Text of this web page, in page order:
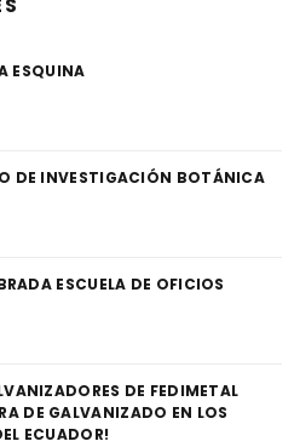
ESQUINA
DE INVESTIGACIÓN BOTÁNICA
ESCUELA DE OFICIOS
DE FEDIMETAL
DE GALVANIZADO EN LOS
ECUADOR!